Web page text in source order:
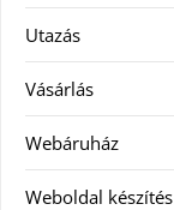
Utazás
Vásárlás
Webáruház
Weboldal készítés